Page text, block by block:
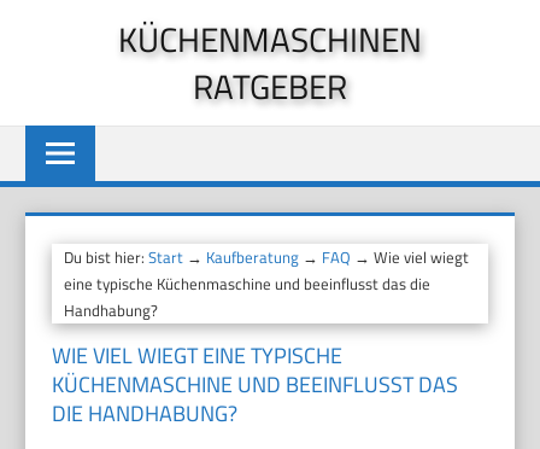
KÜCHENMASCHINEN
RATGEBER
Du bist hier:Start → Kaufberatung → FAQ → Wie viel wiegt
eine typische Küchenmaschine und beeinflusst das die
Handhabung?
WIE VIEL WIEGT EINE TYPISCHE
KÜCHENMASCHINE UND BEEINFLUSST DAS
DIE HANDHABUNG?